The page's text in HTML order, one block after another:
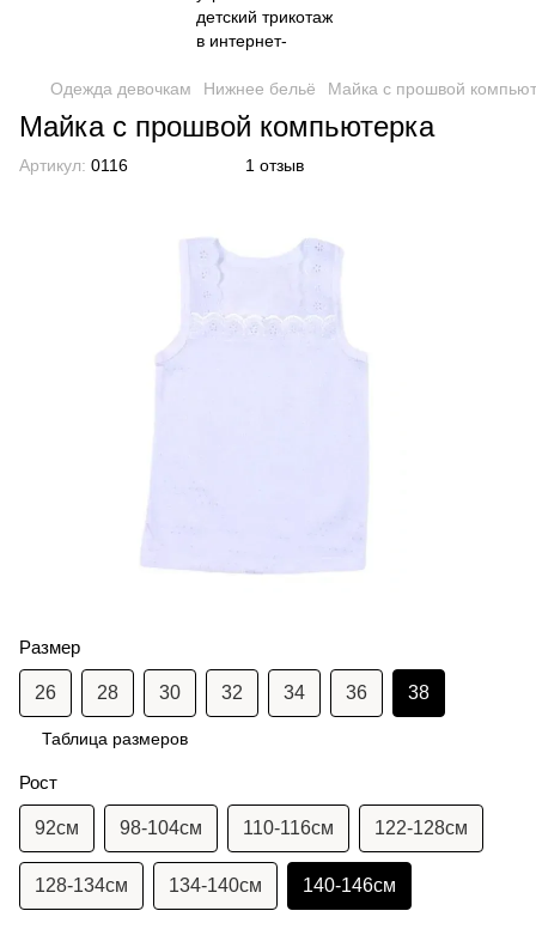
Одежда девочкам Нижнее бельё Майка с прошвой
Майка с прошвой компьютерка
Артикул: 0116 1 отзыв
Размер
26 28 30 32 34 36 38
Таблица размеров
Рост
92см 98-104см 110-116см 122-128см
128-134см 134-140см 140-146см